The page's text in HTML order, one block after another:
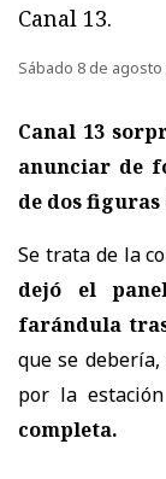
Canal 13.
Sábado 8 de agosto
Canal 13
anunciar de
de dos figuras
Se trata de la
dejó el
farándula
que se
por la
completa.